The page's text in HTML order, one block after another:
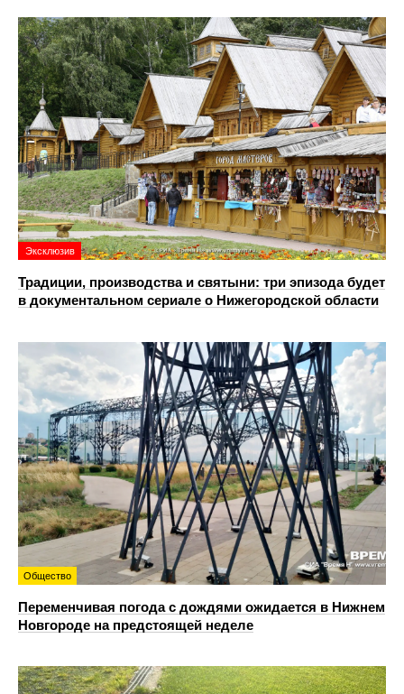
Эксклюзив
Традиции, производства и святыни: три эпизода будет
в документальном сериале о Нижегородской области
Общество
Переменчивая погода с дождями ожидается в Нижнем
Новгороде на предстоящей неделе